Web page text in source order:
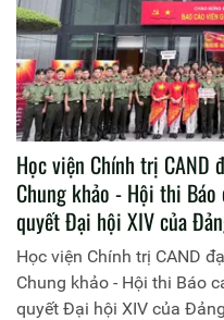
Học viện Chính trị CAND
Chung khảo - Hội thi
quyết Đại hội XIV của
bộ các cấp nhiệm kỳ
an Trung ương
Học viện Chính trị CAND
Chung khảo - Hội thi Báo
quyết Đại hội XIV của